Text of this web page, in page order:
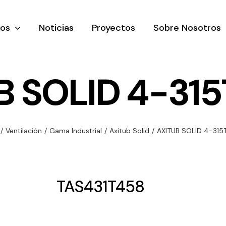
y
Ventilación
ventilación
Noticias Proyectos Sobre Nosotros
SOLID 4-
/ Ventilación / Gama Industrial / Axitub Solid / AXITUB SOLID 4-
TAS431T458